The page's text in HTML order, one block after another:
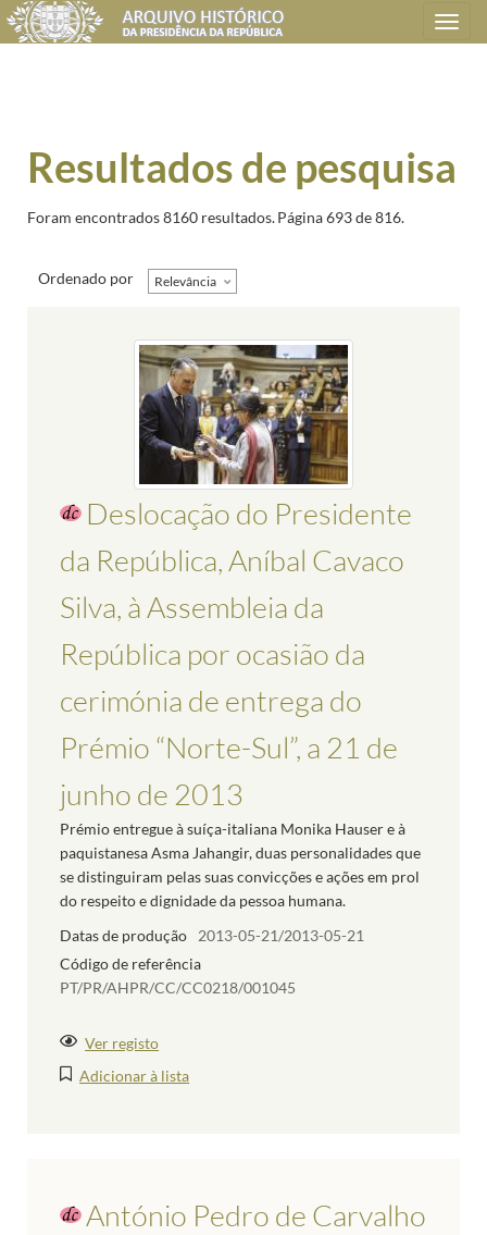
Toggle
navigation
Resultados de pesquisa
Foram encontrados 8160 resultados.Página 693 de 816.
Ordenado por Relevância
Deslocação do Presidente
da República, Aníbal Cavaco
Silva, à Assembleia da
República por ocasião da
cerimónia de entrega do
Prémio “Norte-Sul”, a 21 de
junho de 2013
Prémio entregue à suíça-italiana Monika Hauser e à
paquistanesa Asma Jahangir, duas personalidades que
se distinguiram pelas suas convicções e ações em prol
do respeito e dignidade da pessoa humana.
Datas de produção
2013-05-21/2013-05-21
Código de referência
PT/PR/AHPR/CC/CC0218/001045
Ver registo
Adicionar à lista
António Pedro de Carvalho